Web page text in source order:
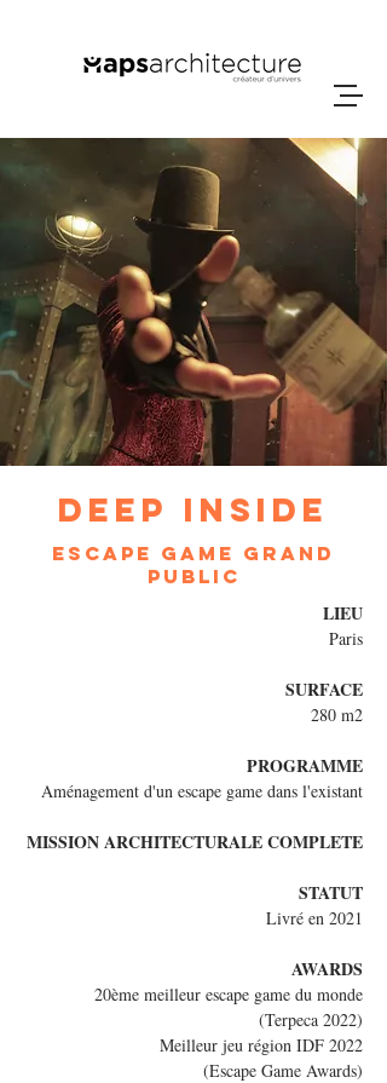
Deep Inside
Escape game grand
public
LIEU
Paris
SURFACE
280 m2
PROGRAMME
Aménagement d'un escape game dans l'existant
MISSION ARCHITECTURALE COMPLETE
STATUT
Livré en 2021
AWARDS
20ème meilleur escape game du monde
(Terpeca 2022)
Meilleur jeu région IDF 2022
(Escape Game Awards)